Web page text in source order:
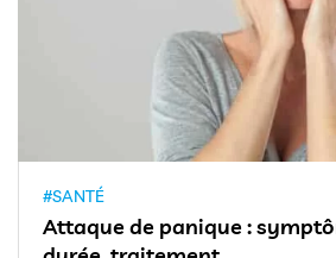
#SANTÉ
Attaque de panique :